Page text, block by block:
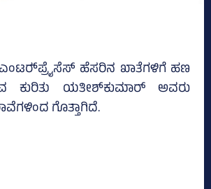
ಹೆಸರಿನ ಖಾತೆಗಳಿಗೆ ಹಣ
ಕುರಿತು ಯತೀಶ್‌ಕುಮಾರ್ ಅವರು
ಗೊತ್ತಾಗಿದೆ.